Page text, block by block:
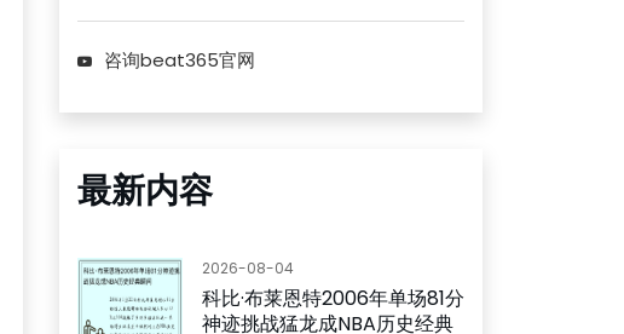
咨询beat365官网
最新内容
2026-08-04
科比·布莱恩特2006年单场81分
神迹挑战猛龙成NBA历史经典